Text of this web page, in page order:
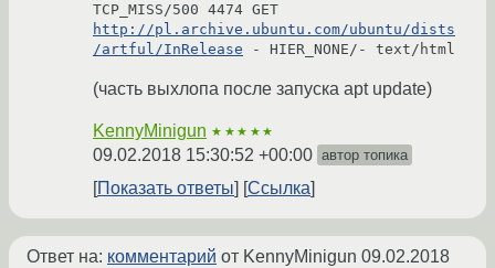
http://pl.archive.ubuntu.com/ubuntu/dists
/artful/InRelease
(часть выхлопа после запуска apt update)
KennyMinigun ★★★★★
09.02.2018 15:30:52 +00:00 автор топика
Показать ответы Ссылка
Ответ на: комментарий от KennyMinigun 09.02.2018